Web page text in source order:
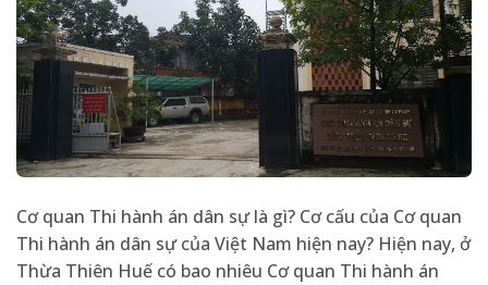
Cơ quan Thi hành án dân sự là gì? Cơ cấu của Cơ quan
Thi hành án dân sự của Việt Nam hiện nay? Hiện nay, ở
Thừa Thiên Huế có bao nhiêu Cơ quan Thi hành án